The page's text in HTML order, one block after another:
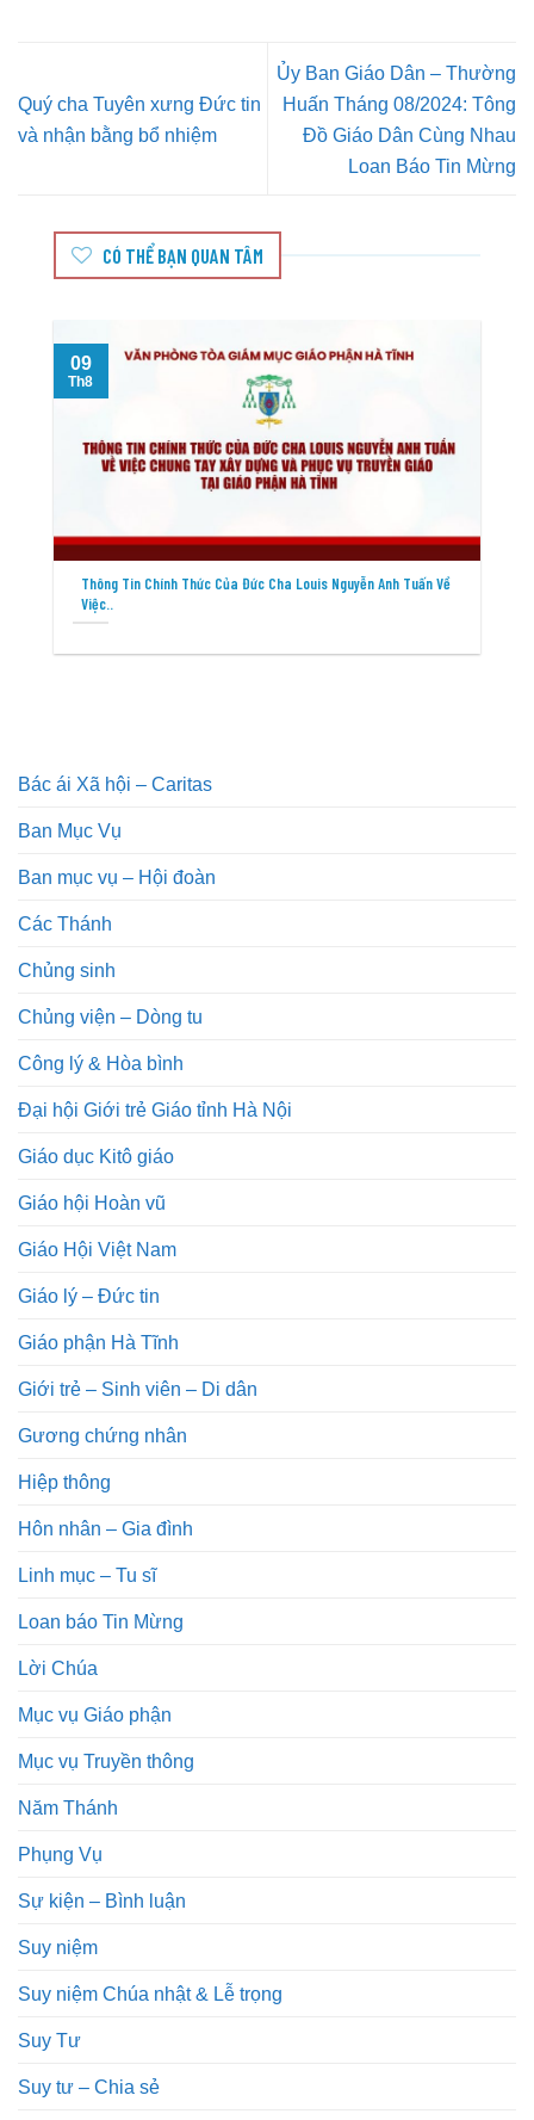
Quý cha Tuyên xưng Đức tin
và nhận bằng bổ nhiệm
Ủy Ban Giáo Dân – Thường
Huấn Tháng 08/2024: Tông
Đồ Giáo Dân Cùng Nhau
Loan Báo Tin Mừng
CÓ THỂ BẠN QUAN TÂM
Thông Tin Chính Thức Của Đức Cha Louis Nguyễn Anh Tuấn Về
Việc..
09
Th8
Bác ái Xã hội – Caritas
Ban Mục Vụ
Ban mục vụ – Hội đoàn
Các Thánh
Chủng sinh
Chủng viện – Dòng tu
Công lý & Hòa bình
Đại hội Giới trẻ Giáo tỉnh Hà Nội
Giáo dục Kitô giáo
Giáo hội Hoàn vũ
Giáo Hội Việt Nam
Giáo lý – Đức tin
Giáo phận Hà Tĩnh
Giới trẻ – Sinh viên – Di dân
Gương chứng nhân
Hiệp thông
Hôn nhân – Gia đình
Linh mục – Tu sĩ
Loan báo Tin Mừng
Lời Chúa
Mục vụ Giáo phận
Mục vụ Truyền thông
Năm Thánh
Phụng Vụ
Sự kiện – Bình luận
Suy niệm
Suy niệm Chúa nhật & Lễ trọng
Suy Tư
Suy tư – Chia sẻ